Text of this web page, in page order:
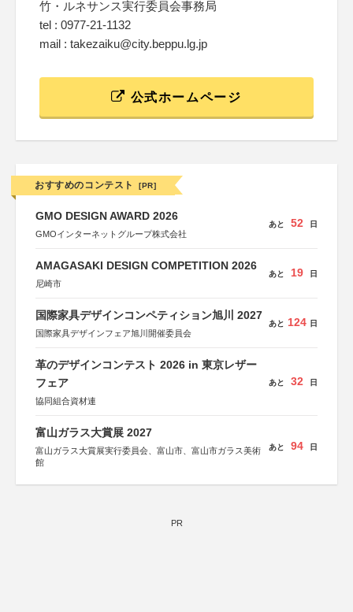
竹・ルネサンス実行委員会事務局
tel : 0977-21-1132
mail : takezaiku@city.beppu.lg.jp
公式ホームページ
おすすめのコンテスト [PR]
GMO DESIGN AWARD 2026
GMOインターネットグループ株式会社
あと 52 日
AMAGASAKI DESIGN COMPETITION 2026
尼崎市
あと 19 日
国際家具デザインコンペティション旭川 2027
国際家具デザインフェア旭川開催委員会
あと 124 日
革のデザインコンテスト 2026 in 東京レザー
フェア
協同組合資材連
あと 32 日
富山ガラス大賞展 2027
富山ガラス大賞展実行委員会、富山市、富山市ガラス美術
館
あと 94 日
PR